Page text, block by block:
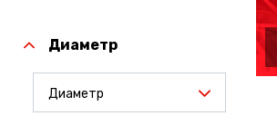
Диаметр
Диаметр